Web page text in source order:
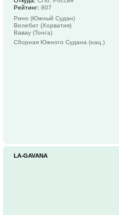
Рейтинг: 807
Рино (Южный Судан)
Велебит (Хорватия)
Вавау (Тонга)
Сборная Южного Судана (нац.)
LA-GAVANA